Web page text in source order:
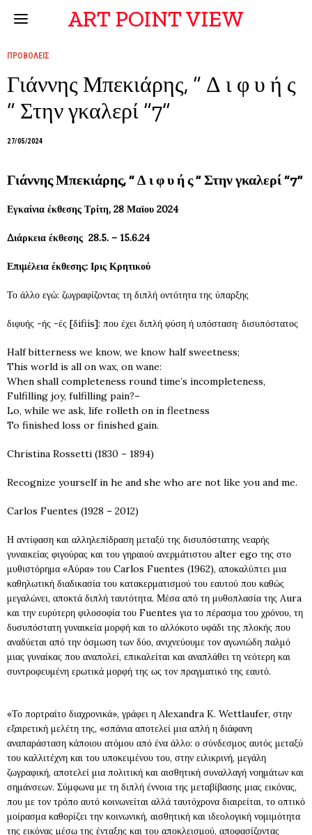
ART POINT VIEW
ΠΡΟΒΟΛΕΙΣ
Γιάννης Μπεκιάρης, “ Δ ι φ υ ή ς
” Στην γκαλερί “7”
27/05/2024
Γιάννης Μπεκιάρης, “ Δ ι φ υ ή ς ” Στην γκαλερί “7”
Εγκαίνια έκθεσης Τρίτη, 28 Μαϊου 2024
Διάρκεια έκθεσης 28.5. – 15.6.24
Επιμέλεια έκθεσης: Ιρις Κρητικού
Το άλλο εγώ: ζωγραφίζοντας τη διπλή οντότητα της ύπαρξης
διφυής -ής -ές [δifiís]: που έχει διπλή φύση ή υπόσταση· δισυπόστατος
Half bitterness we know, we know half sweetness;
This world is all on wax, on wane:
When shall completeness round time’s incompleteness,
Fulfilling joy, fulfilling pain?–
Lo, while we ask, life rolleth on in fleetness
To finished loss or finished gain.
Christina Rossetti (1830 – 1894)
Recognize yourself in he and she who are not like you and me.
Carlos Fuentes (1928 – 2012)
Η αντίφαση και αλληλεπίδραση μεταξύ της δισυπόστατης νεαρής
γυναικείας φιγούρας και του γηραιού ανερμάτιστου alter ego της στο
μυθιστόρημα «Αύρα» του Carlos Fuentes (1962), αποκαλύπτει μια
καθηλωτική διαδικασία του κατακερματισμού του εαυτού που καθώς
μεγαλώνει, αποκτά διπλή ταυτότητα. Μέσα από τη μυθοπλασία της Aura
και την ευρύτερη φιλοσοφία του Fuentes για το πέρασμα του χρόνου, τη
δυσυπόστατη γυναικεία μορφή και το αλλόκοτο υφάδι της πλοκής που
αναδύεται από την όσμωση των δύο, ανιχνεύουμε τον αγωνιώδη παλμό
μιας γυναίκας που αναπολεί, επικαλείται και αναπλάθει τη νεότερη και
συντροφευμένη ερωτικά μορφή της ως τον πραγματικό της εαυτό.
«Το πορτραίτο διαχρονικά», γράφει η Alexandra K. Wettlaufer, στην
εξαιρετική μελέτη της, «σπάνια αποτελεί μια απλή η διάφανη
αναπαράσταση κάποιου ατόμου από ένα άλλο: ο σύνδεσμος αυτός μεταξύ
του καλλιτέχνη και του υποκειμένου του, στην ειλικρινή, μεγάλη
ζωγραφική, αποτελεί μια πολιτική και αισθητική συναλλαγή νοημάτων και
σημάνσεων. Σύμφωνα με τη διπλή έννοια της μεταβίβασης μιας εικόνας,
που με τον τρόπο αυτό κοινωνείται αλλά ταυτόχρονα διαιρείται, το οπτικό
μοίρασμα καθορίζει την κοινωνική, αισθητική και ιδεολογική νομιμότητα
της εικόνας μέσω της ένταξης και του αποκλεισμού, αποφασίζοντας